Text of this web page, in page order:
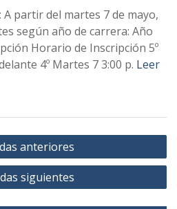
partir del martes 7 de mayo,
según año de carrera: Año
Horario de Inscripción 5º
4º Martes 7 3:00 p. Leer
anteriores
siguientes